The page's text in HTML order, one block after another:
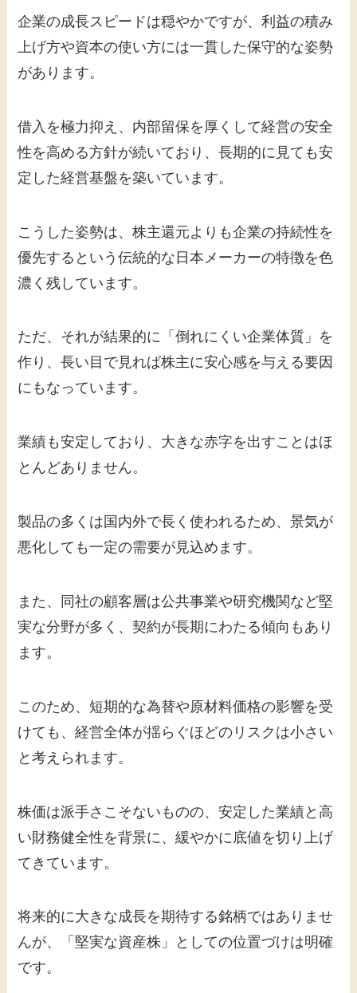
企業の成長スピードは穏やかですが、利益の積み
上げ方や資本の使い方には一貫した保守的な姿勢
があります。
借入を極力抑え、内部留保を厚くして経営の安全
性を高める方針が続いており、長期的に見ても安
定した経営基盤を築いています。
こうした姿勢は、株主還元よりも企業の持続性を
優先するという伝統的な日本メーカーの特徴を色
濃く残しています。
ただ、それが結果的に「倒れにくい企業体質」を
作り、長い目で見れば株主に安心感を与える要因
にもなっています。
業績も安定しており、大きな赤字を出すことはほ
とんどありません。
製品の多くは国内外で長く使われるため、景気が
悪化しても一定の需要が見込めます。
また、同社の顧客層は公共事業や研究機関など堅
実な分野が多く、契約が長期にわたる傾向もあり
ます。
このため、短期的な為替や原材料価格の影響を受
けても、経営全体が揺らぐほどのリスクは小さい
と考えられます。
株価は派手さこそないものの、安定した業績と高
い財務健全性を背景に、緩やかに底値を切り上げ
てきています。
将来的に大きな成長を期待する銘柄ではありませ
んが、「堅実な資産株」としての位置づけは明確
です。